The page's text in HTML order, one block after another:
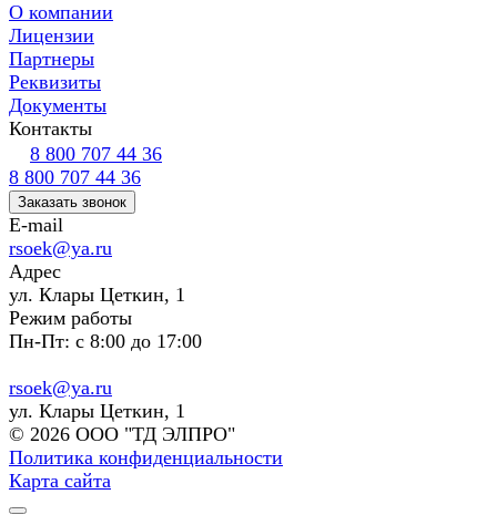
О компании
Лицензии
Партнеры
Реквизиты
Документы
Контакты
8 800 707 44 36
8 800 707 44 36
Заказать звонок
E-mail
rsoek@ya.ru
Адрес
ул. Клары Цеткин, 1
Режим работы
Пн-Пт: с 8:00 до 17:00
rsoek@ya.ru
ул. Клары Цеткин, 1
© 2026 ООО "ТД ЭЛПРО"
Политика конфиденциальности
Карта сайта